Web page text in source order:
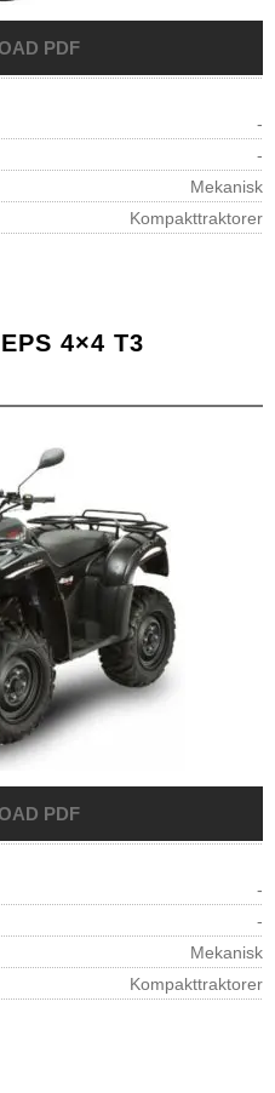
-
-
Mekanisk
Kompakttraktorer
4×4 T3
-
-
Mekanisk
Kompakttraktorer